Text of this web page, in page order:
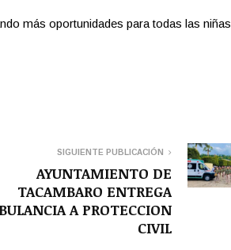
más oportunidades para todas las niñas
SIGUIENTE PUBLICACIÓN
AYUNTAMIENTO DE
TACAMBARO ENTREGA
A PROTECCION
CIVIL